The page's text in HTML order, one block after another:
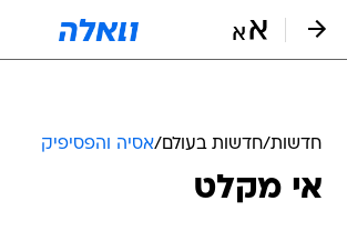
חדשות/חדשות בעולם/אסיה והפסיפיק
אי מקלט